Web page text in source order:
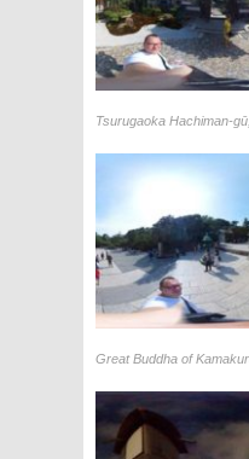
Tsurugaoka Hachiman-
Great Buddha of